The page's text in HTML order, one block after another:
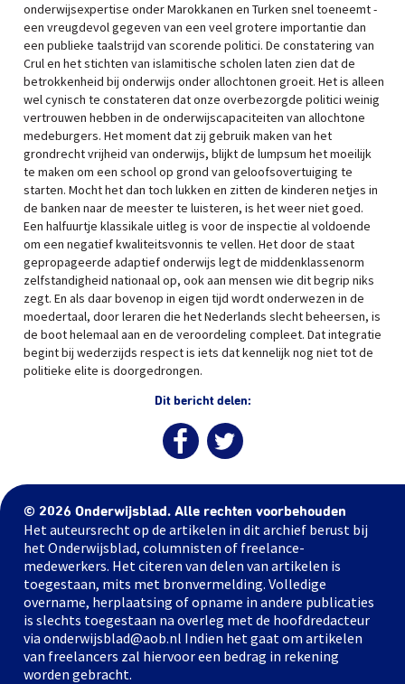
onderwijsexpertise onder Marokkanen en Turken snel toeneemt ­
een vreugdevol gegeven van een veel grotere importantie dan
een publieke taalstrijd van scorende politici. De constatering van
Crul en het stichten van islamitische scholen laten zien dat de
betrokkenheid bij onderwijs onder allochtonen groeit. Het is alleen
wel cynisch te constateren dat onze overbezorgde politici weinig
vertrouwen hebben in de onderwijscapaciteiten van allochtone
medeburgers. Het moment dat zij gebruik maken van het
grondrecht vrijheid van onderwijs, blijkt de lumpsum het moeilijk
te maken om een school op grond van geloofsovertuiging te
starten. Mocht het dan toch lukken en zitten de kinderen netjes in
de banken naar de meester te luisteren, is het weer niet goed.
Een halfuurtje klassikale uitleg is voor de inspectie al voldoende
om een negatief kwaliteitsvonnis te vellen. Het door de staat
gepropageerde adaptief onderwijs legt de middenklassenorm
zelfstandigheid nationaal op, ook aan mensen wie dit begrip niks
zegt. En als daar bovenop in eigen tijd wordt onderwezen in de
moedertaal, door leraren die het Nederlands slecht beheersen, is
de boot helemaal aan en de veroordeling compleet. Dat integratie
begint bij wederzijds respect is iets dat kennelijk nog niet tot de
politieke elite is doorgedrongen.
Dit bericht delen:
© 2026 Onderwijsblad. Alle rechten voorbehouden
Het auteursrecht op de artikelen in dit archief berust bij
het Onderwijsblad, columnisten of freelance-
medewerkers. Het citeren van delen van artikelen is
toegestaan, mits met bronvermelding. Volledige
overname, herplaatsing of opname in andere publicaties
is slechts toegestaan na overleg met de hoofdredacteur
via onderwijsblad@aob.nl Indien het gaat om artikelen
van freelancers zal hiervoor een bedrag in rekening
worden gebracht.